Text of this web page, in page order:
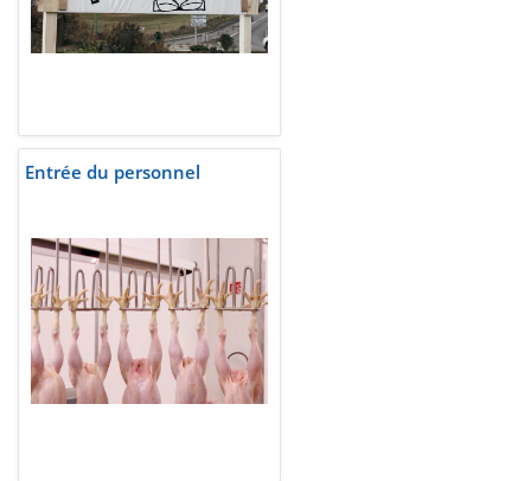
Entrée du personnel